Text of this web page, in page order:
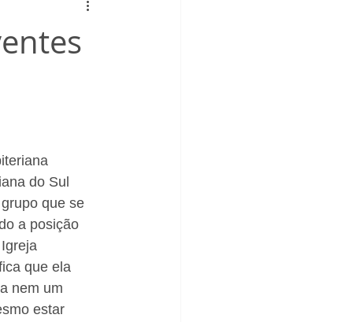
Juízo final
do Sul
que se
a posição
que ela
nem um
estar